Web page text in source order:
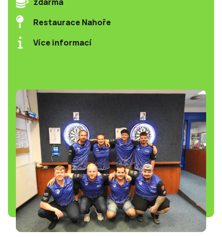
Restaurace Nahoře
Více informací